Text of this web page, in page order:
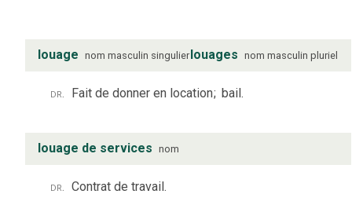
louage nom masculin singulierlouages nom masculin pluriel
dr. Fait de donner en location; bail.
louage de services nom
dr. Contrat de travail.